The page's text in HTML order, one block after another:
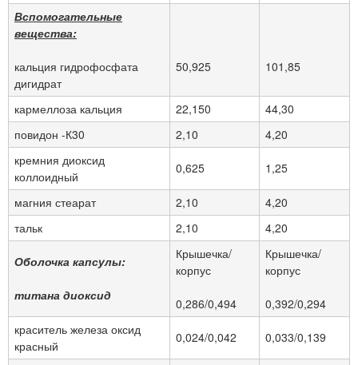
Вспомогательные
вещества:
кальция гидрофосфата
дигидрат
50,925 101,85
кармеллоза кальция 22,150
44,30
повидон -К30
2,10
4,20
кремния диоксид
коллоидный
0,625 1,25
магния стеарат 2,10
4,20
тальк
2,10 4,20
Оболочка капсулы:
титана диоксид
Крышечка/
корпус
0,286/0,494
Крышечка/
корпус
0,392/0,294
краситель железа оксид
красный
0,024/0,042 0,033/0,139